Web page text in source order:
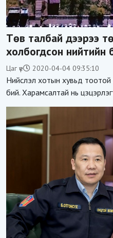
Төв талбай дээрээ
холбогдсон нийтийн
болмоор байна
Цаг үе 2020-04-04 09:35:10
Нийслэл хотын хувьд тоотой
бий. Харамсалтай нь